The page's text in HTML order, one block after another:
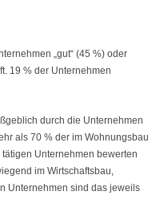
„gut“ (45 %) oder
19 % der Unternehmen
durch die Unternehmen
als 70 % der im Wohnungsbau
Unternehmen bewerten
im Wirtschaftsbau,
Unternehmen sind das jeweils